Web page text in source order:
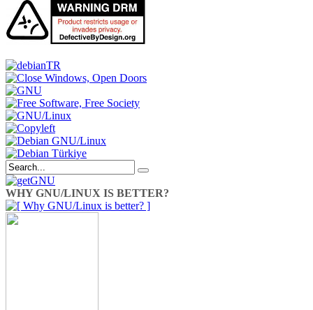
WHY GNU/LINUX IS BETTER?